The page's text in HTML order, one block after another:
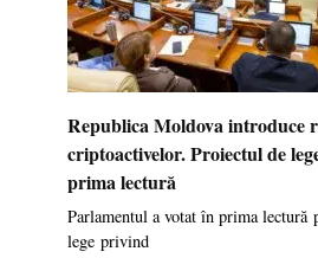
Republica Moldova introduce
criptoactivelor. Proiectul de
prima lectură
Parlamentul a votat în prima lectură
lege privind